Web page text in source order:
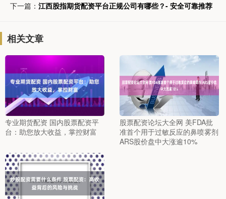
下一篇： 江西股指期货配资平台正规公司有哪些？- 安全可靠推荐
相关文章
专业期货配资 国内股票配资平
台：助您放大收益，掌控财富
股票配资论坛大全网 美FDA批
准首个用于过敏反应的鼻喷雾剂
ARS股价盘中大涨逾10%